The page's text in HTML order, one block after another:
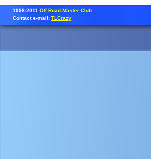
1998-2011 Off Road Master Club
Contact e-mail: TLCrazy